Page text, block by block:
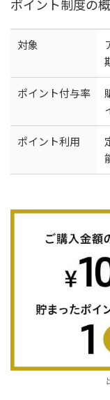
ポイント制度の
対象
ポイント付与率
ポイント利用